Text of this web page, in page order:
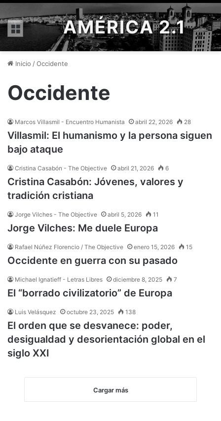
Menú AMÉRICA 2.1
Inicio /Occidente
Occidente
Marcos Villasmil - Encuentro Humanista abril 22, 2026 28
Villasmil: El humanismo y la persona siguen
bajo ataque
Cristina Casabón - The Objective abril 21, 2026 6
Cristina Casabón: Jóvenes, valores y
tradición cristiana
Jorge Vilches - The Objective abril 5, 2026 11
Jorge Vilches: Me duele Europa
Rafael Núñez Florencio / The Objective enero 15, 2026 15
Occidente en guerra con su pasado
Michael Ignatieff - Letras Libres diciembre 8, 2025 7
El “borrado civilizatorio” de Europa
Luis Velásquez octubre 23, 2025 138
El orden que se desvanece: poder,
desigualdad y desorientación global en el
siglo XXI
Cargar más